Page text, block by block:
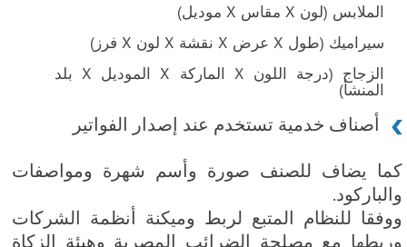
الملابس (لون X مقاس X موديل)
سيراميك (طول X عرض X نقشة X لون X فرز)
الزجاج (درجة اللون X الماركة X الموديل X بلد
المنشأ)
أصناف خدمية تستخدم عند إصدار الفواتير
كما يضاف للصنف صورة وأسم شهرة ومواصفات
والباركود.
ووفقا للنظام المتبع لربط وميكنة أنظمة الشركات
وربطها مع مصلحة الضرائب المصرية وهيئة الزكاة